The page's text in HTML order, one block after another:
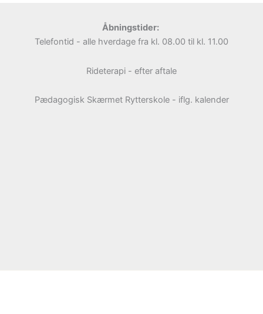
Åbningstider:
Telefontid - alle hverdage fra kl. 08.00 til kl. 11.00
Rideterapi - efter aftale
Pædagogisk Skærmet Rytterskole - iflg. kalender